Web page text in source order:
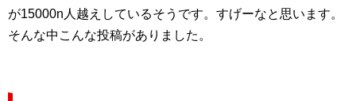
が15000n人越えしているそうです。すげーなと思います。
そんな中こんな投稿がありました。